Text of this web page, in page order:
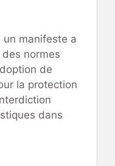
manifeste a
normes
de
la protection
dans